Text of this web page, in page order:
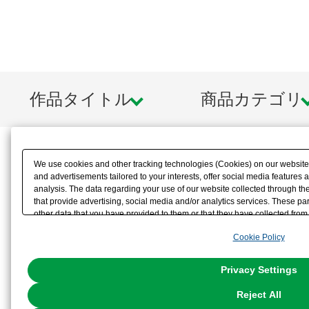
作品タイトル 商品カテゴリ
We use cookies and other tracking technologies (Cookies) on our
and advertisements tailored to your interests, offer social media features
analysis. The data regarding your use of our website collected through
that provide advertising, social media and/or analytics services. These
other data that you have provided to them or that they have collected
the use of all Cookies except for Strictly Necessary Cookies, please
You can change your consent or rejection settings at any time via
Cookie Policy
Privacy Settings
Reject All